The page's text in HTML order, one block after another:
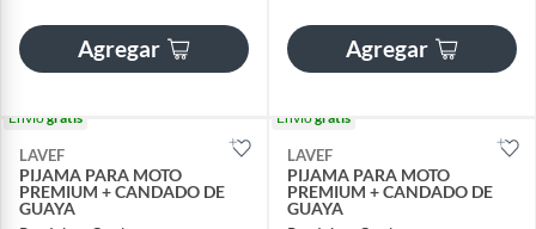
Agregar Agregar
Envíogratis
LAVEF
PIJAMA PARA MOTO
PREMIUM + CANDADO DE
GUAYA
Envíogratis
LAVEF
PIJAMA PARA MOTO
PREMIUM + CANDADO DE
GUAYA